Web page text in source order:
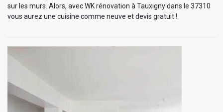
sur les murs. Alors, avec WK rénovation à Tauxigny dans le 37310
vous aurez une cuisine comme neuve et devis gratuit !